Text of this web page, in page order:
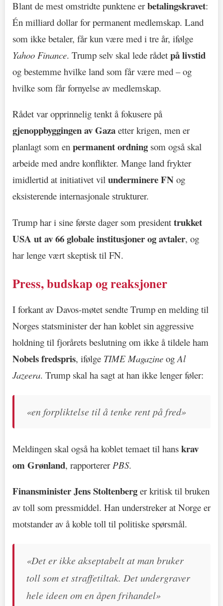
Blant de mest omstridte punktene erbetalingskravet:
Én milliard dollar for permanent medlemskap. Land
som ikke betaler, får kun være med i tre år, ifølge
Yahoo Finance. Trump selv skal lede rådet på livstid
og bestemme hvilke land som får være med – og
hvilke som får fornyelse av medlemskap.
Rådet var opprinnelig tenkt å fokusere på
gjenoppbyggingen av Gaza etter krigen, men er
planlagt som en permanent ordning som også skal
arbeide med andre konflikter. Mange land frykter
imidlertid at initiativet vil underminere FN og
eksisterende internasjonale strukturer.
Trump har i sine første dager som president trukket
USA ut av 66 globale institusjoner og avtaler, og
har lenge vært skeptisk til FN.
Press, budskap og reaksjoner
I forkant av Davos-møtet sendte Trump en melding til
Norges statsminister der han koblet sin aggressive
holdning til fjorårets beslutning om ikke å tildele ham
Nobels fredspris, ifølge TIME Magazine og Al
Jazeera. Trump skal ha sagt at han ikke lenger føler:
«en forpliktelse til å tenke rent på fred»
Meldingen skal også ha koblet temaet til hans krav
om Grønland, rapporterer PBS.
Finansminister Jens Stoltenberg er kritisk til bruken
av toll som pressmiddel. Han understreker at Norge er
motstander av å koble toll til politiske spørsmål.
«Det er ikke akseptabelt at man bruker
toll som et straffetiltak. Det undergraver
hele ideen om en åpen frihandel»